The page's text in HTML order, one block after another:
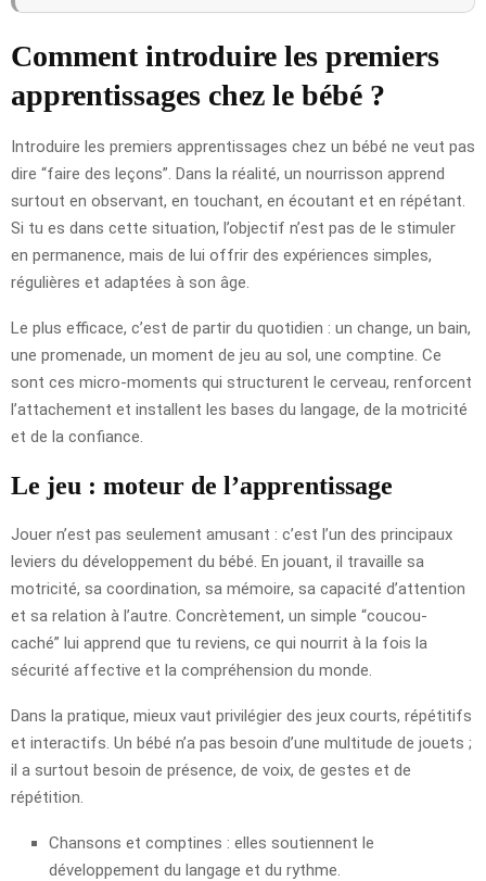
Comment introduire les premiers
apprentissages chez le bébé ?
Introduire les premiers apprentissages chez un bébé ne veut pas
dire “faire des leçons”. Dans la réalité, un nourrisson apprend
surtout en observant, en touchant, en écoutant et en répétant.
Si tu es dans cette situation, l’objectif n’est pas de le stimuler
en permanence, mais de lui offrir des expériences simples,
régulières et adaptées à son âge.
Le plus efficace, c’est de partir du quotidien : un change, un bain,
une promenade, un moment de jeu au sol, une comptine. Ce
sont ces micro-moments qui structurent le cerveau, renforcent
l’attachement et installent les bases du langage, de la motricité
et de la confiance.
Le jeu : moteur de l’apprentissage
Jouer n’est pas seulement amusant : c’est l’un des principaux
leviers du développement du bébé. En jouant, il travaille sa
motricité, sa coordination, sa mémoire, sa capacité d’attention
et sa relation à l’autre. Concrètement, un simple “coucou-
caché” lui apprend que tu reviens, ce qui nourrit à la fois la
sécurité affective et la compréhension du monde.
Dans la pratique, mieux vaut privilégier des jeux courts, répétitifs
et interactifs. Un bébé n’a pas besoin d’une multitude de jouets ;
il a surtout besoin de présence, de voix, de gestes et de
répétition.
Chansons et comptines : elles soutiennent le
développement du langage et du rythme.